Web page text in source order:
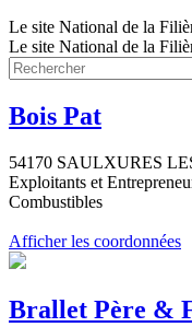
Le site National de la
Le site National de la
Bois Pat
54170 SAULXURES
Exploitants et
Combustibles
Afficher les coordonnées
Brallet Père &